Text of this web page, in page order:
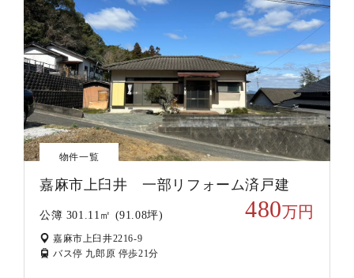
物件一覧
嘉麻市上臼井 一部リフォーム済戸建
公簿 301.11㎡ (91.08坪) 480万円
嘉麻市上臼井2216-9
バス停 九郎原 停歩21分